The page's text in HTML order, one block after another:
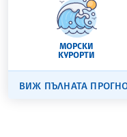
МОРСКИ
КУРОРТИ
ВИЖ ПЪЛНАТА